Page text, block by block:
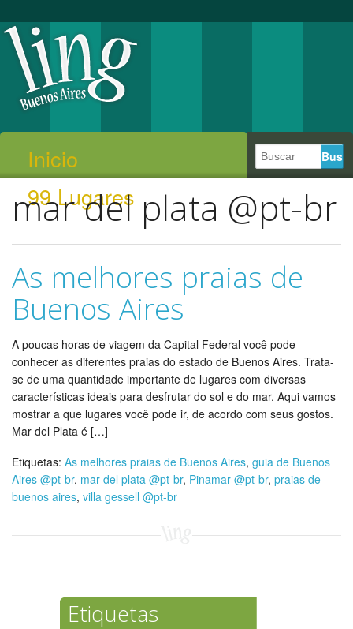
Inicio
99 Lugares
mar del plata @pt-br
As melhores praias de
Buenos Aires
A poucas horas de viagem da Capital Federal você pode
conhecer as diferentes praias do estado de Buenos Aires. Trata-
se de uma quantidade importante de lugares com diversas
características ideais para desfrutar do sol e do mar. Aqui vamos
mostrar a que lugares você pode ir, de acordo com seus gostos.
Mar del Plata é […]
Etiquetas: As melhores praias de Buenos Aires, guia de Buenos
Aires @pt-br, mar del plata @pt-br, Pinamar @pt-br, praias de
buenos aires, villa gessell @pt-br
Etiquetas